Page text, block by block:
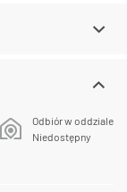
Odbiór w oddziale
Niedostępny